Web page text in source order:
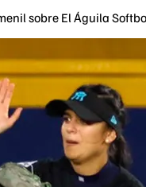
sobre El Águila